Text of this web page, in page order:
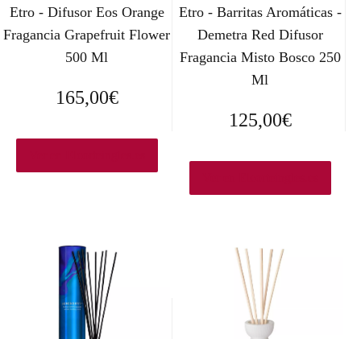
Etro - Difusor Eos Orange
Fragancia Grapefruit Flower
500 Ml
165,00€
Etro - Barritas Aromáticas -
Demetra Red Difusor
Fragancia Misto Bosco 250
Ml
125,00€